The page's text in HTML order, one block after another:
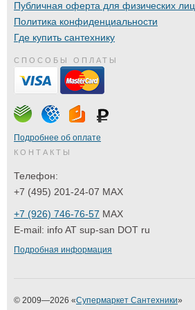
Публичная оферта для физических лиц
Политика конфиденциальности
Где купить сантехнику
СПОСОБЫ ОПЛАТЫ
Подробнее об оплате
КОНТАКТЫ
Телефон:
+7 (495) 201-24-07 MAX
+7 (926) 746-76-57 MAX
E-mail: info AT sup-san DOT ru
Подробная информация
© 2009—2026 «Супермаркет Сантехники»